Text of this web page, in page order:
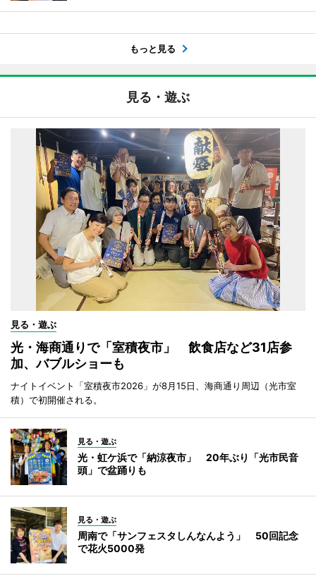
もっと見る
見る・遊ぶ
見る・遊ぶ
光・海商通りで「室積夜市」 飲食店など31店参
加、バブルショーも
ナイトイベント「室積夜市2026」が8月15日、海商通り周辺（光市室
積）で初開催される。
見る・遊ぶ
光・虹ケ浜で「納涼夜市」 20年ぶり「光市民音
頭」で盆踊りも
見る・遊ぶ
周南で「サンフェスタしんなんよう」 50回記念
で花火5000発